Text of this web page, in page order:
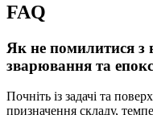
FAQ
Як не помилитися з
зварювання та
Почніть із задачі та
призначення складу,